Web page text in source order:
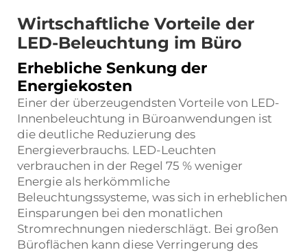
Wirtschaftliche Vorteile der
LED-Beleuchtung im Büro
Erhebliche Senkung der
Energiekosten
Einer der überzeugendsten Vorteile von LED-
Innenbeleuchtung in Büroanwendungen ist
die deutliche Reduzierung des
Energieverbrauchs. LED-Leuchten
verbrauchen in der Regel 75 % weniger
Energie als herkömmliche
Beleuchtungssysteme, was sich in erheblichen
Einsparungen bei den monatlichen
Stromrechnungen niederschlägt. Bei großen
Büroflächen kann diese Verringerung des